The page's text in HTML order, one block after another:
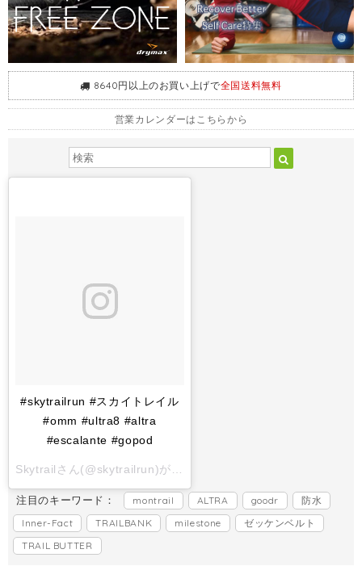
8640円以上のお買い上げで全国送料無料
営業カレンダーはこちらから
#skytrailrun #スカイトレイル
#omm #ultra8 #altra
#escalante #gopod
Skytrailさん(@skytrailrun)がシェアした投稿 -
注目のキーワード： montrail ALTRA goodr
防水
Inner-Fact
TRAILBANK milestone
ゼッケンベルト
TRAIL BUTTER